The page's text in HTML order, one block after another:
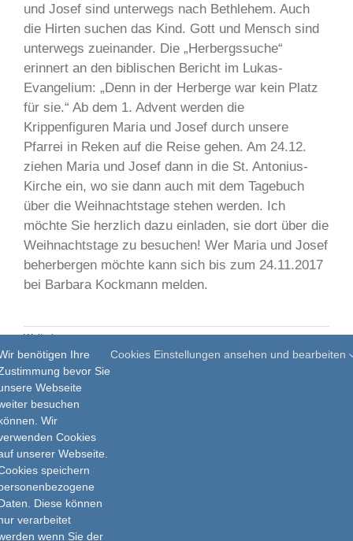
und Josef sind unterwegs nach Bethlehem. Auch
die Hirten suchen das Kind. Gott und Mensch sind
unterwegs zueinander. Die „Herbergssuche“
erinnert an den biblischen Bericht im Lukas-
Evangelium: „Denn in der Herberge war kein Platz
für sie.“ Ab dem 1. Advent werden die
Krippenfiguren Maria und Josef durch unsere
Pfarrei in Reken auf die Reise gehen. Am 24.12.
ziehen Maria und Josef dann in die St. Antonius-
Kirche ein, wo sie dann auch mit dem Tagebuch
über die Weihnachtstage stehen werden. Ich
möchte Sie herzlich dazu einladen, sie dort über die
Weihnachtstage zu besuchen! Wer Maria und Josef
beherbergen möchte kann sich bis zum 24.11.2017
bei Barbara Kockmann melden.
Weiterlesen
benötigen Ihre
bevor Sie
Webseite
besuchen
Wir
Cookies
unserer Webseite.
speichern
Diese können
verarbeitet
wenn Sie der
Cookies Einstellungen ansehen und bearbeiten